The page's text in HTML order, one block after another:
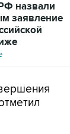
назвали
заявление